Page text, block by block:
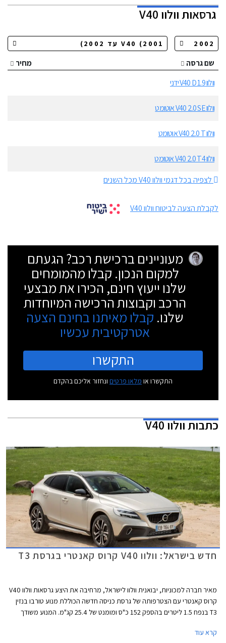
גרסאותוולוו V40
שם גרסה
מחיר
וולוו V40 D 1.9 ידני
וולוו V40 2.0 SE אוטומט
וולוו V40 2.0 T אוטומט
וולוו V40 2.0 T4 אוטומט
לצפיה בכל דגמי וולוו V40 מכל השנים
לקבלת הצעה לביטוח וולוו V40
מעוניינים ברכישת רכב? הגעתם
למקום הנכון. קבלו מהמומחים
שלנו ייעוץ חינם, הכירו את מבצעי
הרכב וקבוצות הרכישה המיוחדות
שלנו. קבלו מאיתנו בחינם הצעה
אטרקטיבית עכשיו
התקשרו
התקשרו או מלאו פרטים ונחזור אליכם בהקדם
כתבותוולוו V40
חדש בישראל: וולוו V40 קרוס קאנטרי בגרסת T3
מאיר חברה למכוניות, יבואנית וולוו לישראל, מרחיבה את היצע גרסאות וולוו V40
קרוס קאנטרי עם הצטרפותה של גרסת כניסה חדשה הכוללת מנוע טורבו בנזין
T3 בנפח 1.5 ליטרים בהספק 152 כ"ס ומומנט של 25.4 קג"מ. המנוע משודך
קמ"ש תוך 8.5 שניות ומהירות מירבית של 210 קמ"ש.
קרא עוד